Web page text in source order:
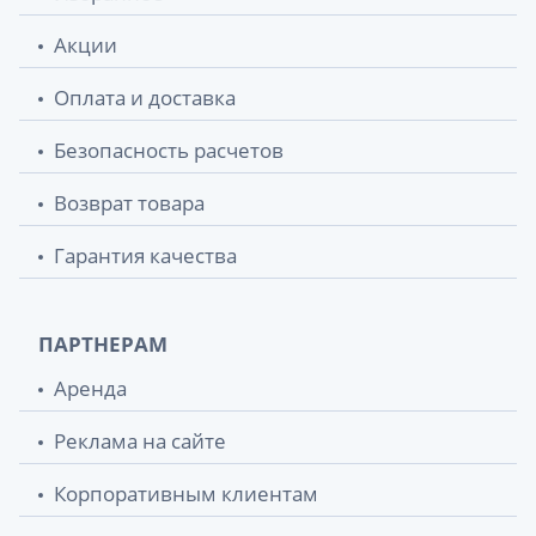
Ходунки Medok med-03-011 шагающие
Акции
Оплата и доставка
Безопасность расчетов
Возврат товара
Гарантия качества
ПАРТНЕРАМ
Аренда
Реклама на сайте
Корпоративным клиентам